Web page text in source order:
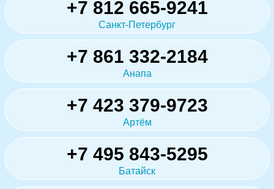
+7 812 665-9241
Санкт-Петербург
+7 861 332-2184
Анапа
+7 423 379-9723
Артём
+7 495 843-5295
Батайск